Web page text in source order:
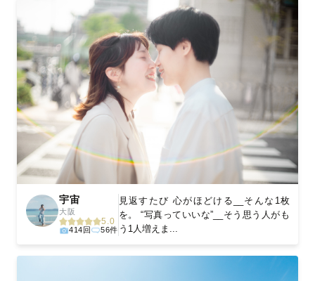
宇宙
大阪
5.0
414回 56件
見返すたび 心がほどける__そんな1枚
を。 “写真っていいな”__そう思う人がも
う1人増えま...